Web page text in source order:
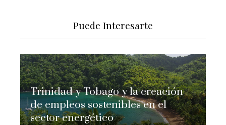
Puede Interesarte
Trinidad y Tobago y la creación
de empleos sostenibles en el
sector energético